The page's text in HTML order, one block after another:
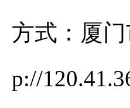
方式：厦
p://